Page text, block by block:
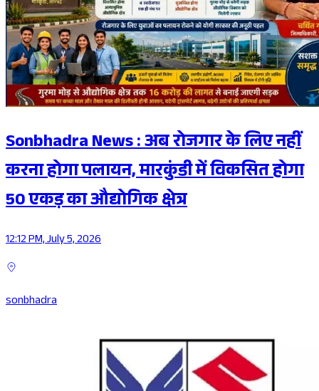
Sonbhadra News : अब रोजगार के लिए नहीं
करना होगा पलायन, मारकुंडी में विकसित होगा
50 एकड़ का औद्योगिक क्षेत्र
12:12 PM, July 5, 2026
sonbhadra